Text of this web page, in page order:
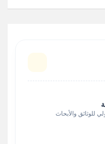
للوثائق والأبحاث